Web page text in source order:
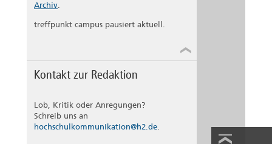
Archiv.
treffpunkt campus pausiert aktuell.
Kontakt zur Redaktion
Lob, Kritik oder Anregungen?
Schreib uns an
hochschulkommunikation@h2.de.